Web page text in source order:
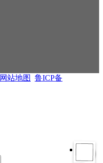
网站地图 鲁ICP备